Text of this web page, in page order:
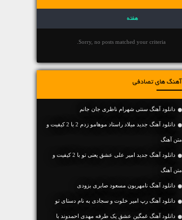
هفته
Sorry, no posts matched your criteria.
آهنگ های تصادفی
دانلود آهنگ سنتی شهرام ناظری جان جانم
دانلود آهنگ جديد میلاد راستاد موهامو زدم 2 با 2 کیفیت و
متن آهنگ
دانلود آهنگ جديد امیر علی عشق یعنی تو با 2 کیفیت و
متن آهنگ
دانلود آهنگ نامهربون مسعود صابری بزودی
دانلود آهنگ رپ امیر خلوت و سجادی به نام دستای تو
دانلود آهنگ غمگین عشق یک طرفه مهدی احمدوند با